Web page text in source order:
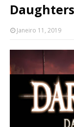
Janeiro 11, 2019